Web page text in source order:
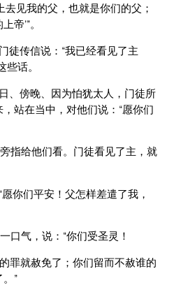
去见我的父，也就是你们的父；
帝’”。
徒传信说：“我已经看见了主
话。
、傍晚、因为怕犹太人，门徒所
站在当中，对他们说：“愿你们
指给他们看。门徒看见了主，就
你们平安！父怎样差遣了我，
口气，说：“你们受圣灵！
罪就赦免了；你们留而不赦谁的
”